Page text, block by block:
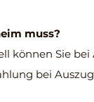
muss?
können Sie
bei